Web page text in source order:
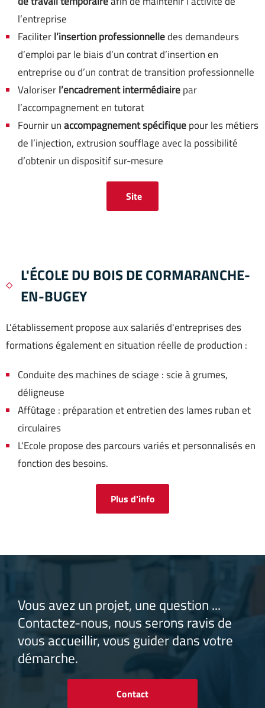
l’entreprise
Faciliterl’insertion professionnelledes demandeurs
d’emploi par le biais d’un contrat d’insertion en
entreprise ou d’un contrat de transition professionnelle
Valoriserl’encadrement intermédiairepar
l’accompagnement en tutorat
Fournir unaccompagnement spécifiquepour les métiers
de l’injection, extrusion soufflage avec la possibilité
d’obtenir un dispositif sur-mesure
Site
L'ÉCOLE DU BOIS DE CORMARANCHE-
EN-BUGEY
L'établissement propose aux salariés d'entreprises des
formations également en situation réelle de production :
Conduite des machines de sciage : scie à grumes,
déligneuse
Affûtage : préparation et entretien des lames ruban et
circulaires
L'Ecole propose des parcours variés et personnalisés en
fonction des besoins.
Plus d'info
Vous avez un projet, une question ...
Contactez-nous, nous serons ravis de
vous accueillir, vous guider dans votre
démarche.
Contact